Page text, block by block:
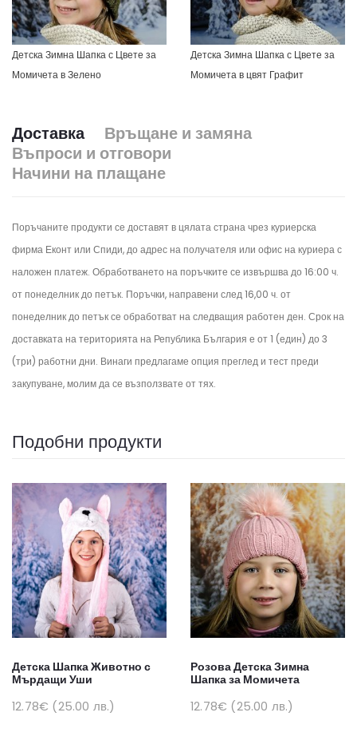
Детска Зимна Шапка с Цвете за
Момичета в Зелено
Детска Зимна Шапка с Цвете за
Момичета в цвят Графит
Доставка
Връщане и замяна
Въпроси и отговори
Начини на плащане
Поръчаните продукти се доставят в цялата страна чрез куриерска
фирма Еконт или Спиди, до адрес на получателя или офис на куриера с
наложен платеж. Обработването на поръчките се извършва до 16:00 ч.
от понеделник до петък. Поръчки, направени след 16,00 ч. от
понеделник до петък се обработват на следващия работен ден. Срок на
доставката на територията на Република България е от 1 (един) до 3
(три) работни дни. Винаги предлагаме опция преглед и тест преди
закупуване, молим да се възползвате от тях.
Подобни продукти
Детска Шапка Животно с
Мърдащи Уши
12.78€ (25.00 лв.)
Розова Детска Зимна
Шапка за Момичета
12.78€ (25.00 лв.)